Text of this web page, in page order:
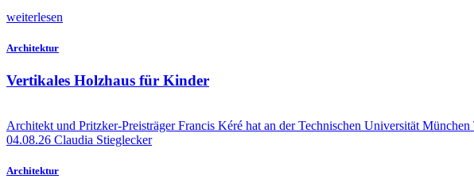
weiterlesen
Architektur
Vertikales Holzhaus für Kinder
Architekt und Pritzker-Preisträger Francis Kéré hat an der Technischen Universität
04.08.26 Claudia Stieglecker
Architektur